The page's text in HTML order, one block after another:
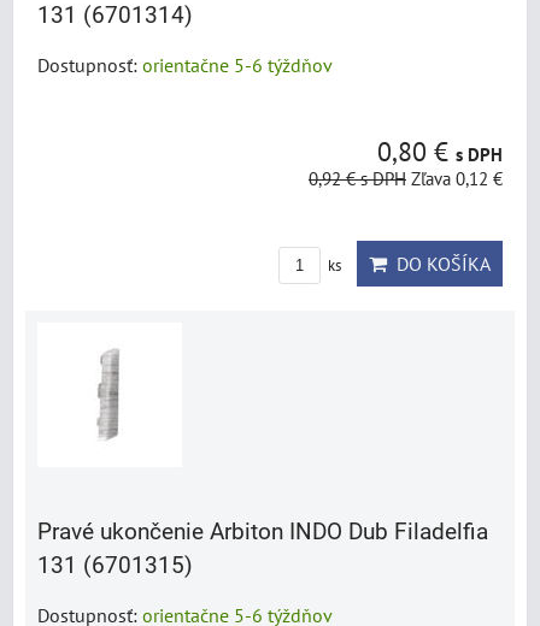
131 (6701314)
Dostupnosť: orientačne 5-6 týždňov
0,80 € s DPH
0,92 €s DPH Zľava 0,12 €
ks DO KOŠÍKA
Pravé ukončenie Arbiton INDO Dub Filadelfia
131 (6701315)
Dostupnosť: orientačne 5-6 týždňov